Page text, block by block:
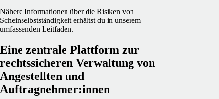
Nähere Informationen über die Risiken von
Scheinselbstständigkeit erhältst du in unserem
umfassenden Leitfaden.
Eine zentrale Plattform zur
rechtssicheren Verwaltung von
Angestellten und
Auftragnehmer:innen